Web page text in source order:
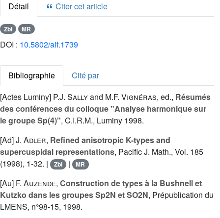
Détail Citer cet article
Zbl MR
DOI : 10.5802/aif.1739
Bibliographie
Cité par
[Actes Luminy] P.J. Sallyand M.F. Vignéras, ed., Résumés
des conférences du colloque "Analyse harmonique sur
le groupe Sp(4)", C.I.R.M., Luminy 1998.
[Ad]J. Adler, Refined anisotropic K-types and
supercuspidal representations, Pacific J. Math., Vol. 185
(1998), 1-32. |
Zbl | MR
[Au] F. Auzende, Construction de types à la Bushnell et
Kutzko dans les groupes Sp2N et SO2N, Prépublication du
LMENS, n°98-15, 1998.